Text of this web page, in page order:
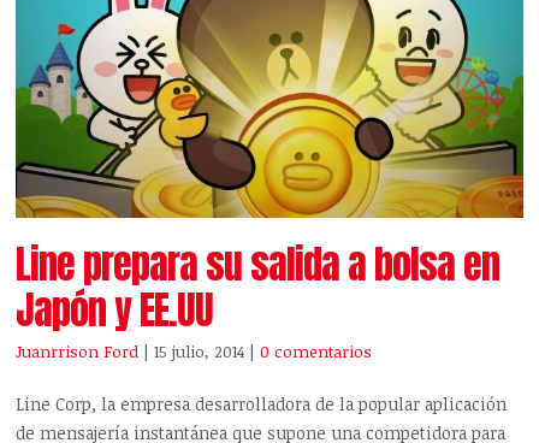
Line prepara su salida a bolsa en
Japón y EE.UU
Juanrrison Ford | 15 julio, 2014 |0 comentarios
Line Corp, la empresa desarrolladora de la popular aplicación
de mensajería instantánea que supone una competidora para